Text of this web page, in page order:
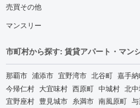
売買その他
マンスリー
市町村から探す: 賃貸アパート・マン
那覇市 浦添市 宜野湾市 北谷町 嘉手
今帰仁村 大宜味村 西原町 中城村 北
宜野座村 豊見城市 糸満市 南風原町